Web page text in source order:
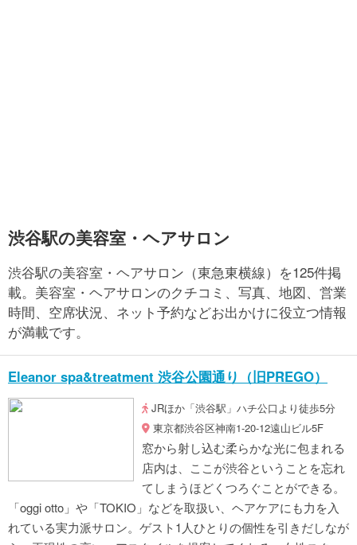
渋谷駅の美容室・ヘアサロン
渋谷駅の美容室・ヘアサロン（東急東横線）を125件掲
載。美容室・ヘアサロンのクチコミ、写真、地図、営業
時間、空席状況、ネット予約などお出かけに役立つ情報
が満載です。
Eleanor spa&treatment 渋谷公園通り（旧PREGO）
JRほか「渋谷駅」ハチ公口より徒歩5分
東京都渋谷区神南1-20-12遠山ビル5F
窓から射し込む柔らかな光に包まれる
店内は、ここが渋谷ということを忘れ
てしまうほどくつろぐことができる。
「oggi otto」や「TOKIO」などを取扱い、ヘアケアにも力を入
れている実力派サロン。ゲスト1人ひとりの個性を引きだしなが